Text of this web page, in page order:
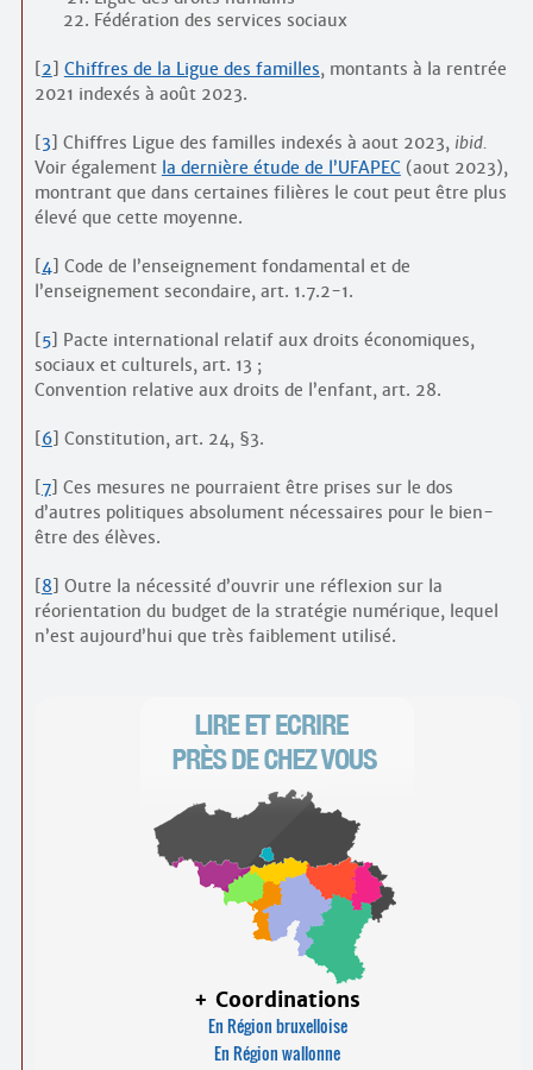
Fédération des services sociaux
2 Chiffres de la Ligue des familles, montants à la rentrée
2021 indexés à août 2023.
3 Chiffres Ligue des familles indexés à aout 2023, ibid.
Voir également la dernière étude de l’UFAPEC (aout 2023),
montrant que dans certaines filières le cout peut être plus
élevé que cette moyenne.
4] Code de l’enseignement fondamental et de
l’enseignement secondaire, art. 1.7.2-1.
5]
Pacte international relatif aux droits économiques,
sociaux et culturels, art. 13 ;
Convention relative aux droits de l’enfant, art. 28.
6] Constitution, art. 24, §3.
7] Ces mesures ne pourraient être prises sur le dos
d’autres politiques absolument nécessaires pour le bien-
être des élèves.
8
Outre la nécessité d’ouvrir une réflexion sur la
réorientation du budget de la stratégie numérique, lequel
n’est aujourd’hui que très faiblement utilisé.
+ Coordinations
En Région bruxelloise
En Région wallonne